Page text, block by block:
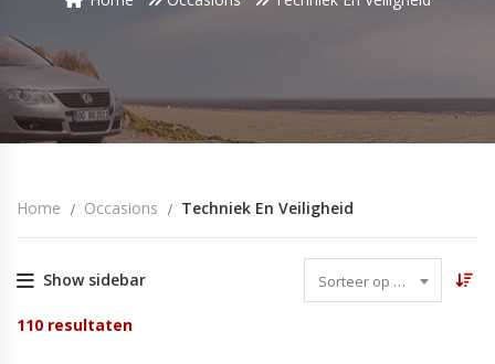
Home Occasions Techniek En Veiligheid
Show sidebar Sorteer op datum
110 resultaten